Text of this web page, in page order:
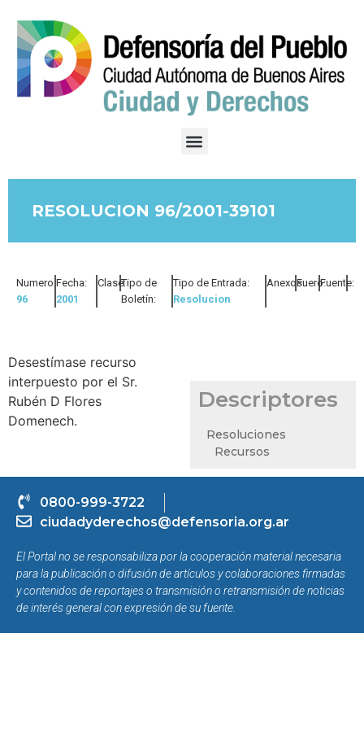
RESOLUCION 96/2001-39101
Numero:
96
Fecha:
2001
Clase:Tipo de
Boletín:
Tipo de Entrada:
Resolucion
Anexos:Fuero:Fuente:
Desestímase recurso
interpuesto por el Sr.
Rubén D Flores
Domenech.
Descriptores
Resoluciones
Recursos
0800-999-3722
ciudadyderechos@defensoria.org.ar
El Portal no se responsabiliza por la cooperación material necesaria
para la publicación o difusión de artículos y colaboraciones firmadas
y contenidos de reportajes o transmisión o retransmisión de noticias
de interés general con expresión de su fuente.